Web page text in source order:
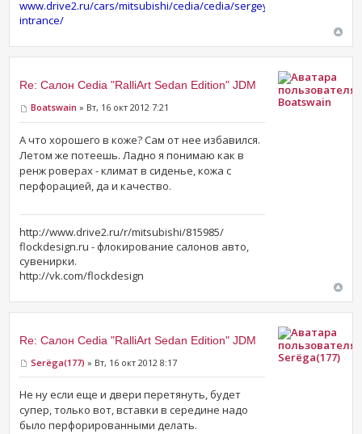
www.drive2.ru/cars/mitsubishi/cedia/cedia/sergey-
intrance/
Re: Салон Cedia "RalliArt Sedan Edition" JDM
Boatswain » Вт, 16 окт 2012 7:21
А что хорошего в коже? Сам от нее избавился.
Летом же потеешь. Ладно я понимаю как в
ренж роверах - климат в сиденье, кожа с
перфорацией, да и качество.
http://www.drive2.ru/r/mitsubishi/815985/
flockdesign.ru - флокирование салонов авто,
сувенирки.
http://vk.com/flockdesign
Boatswain
Re: Салон Cedia "RalliArt Sedan Edition" JDM
Serёga(177) » Вт, 16 окт 2012 8:17
Не ну если еще и двери перетянуть, будет
супер, только вот, вставки в середине надо
было перфорированными делать.
Serёga(177)